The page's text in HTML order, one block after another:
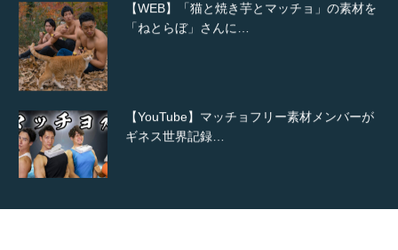
「ねとらぼ」さんに…
ギネス世界記録…